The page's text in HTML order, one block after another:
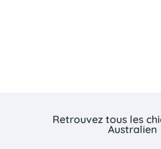
Retrouvez tous les
Australien